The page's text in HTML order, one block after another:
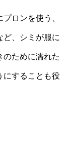
ロンを使う、
ど、シミが服に
のために濡れた
にすることも役